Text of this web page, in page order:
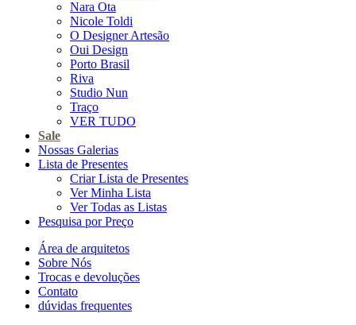
Nara Ota
Nicole Toldi
O Designer Artesão
Oui Design
Porto Brasil
Riva
Studio Nun
Traço
VER TUDO
Sale
Nossas Galerias
Lista de Presentes
Criar Lista de Presentes
Ver Minha Lista
Ver Todas as Listas
Pesquisa por Preço
Área de arquitetos
Sobre Nós
Trocas e devoluções
Contato
dúvidas frequentes